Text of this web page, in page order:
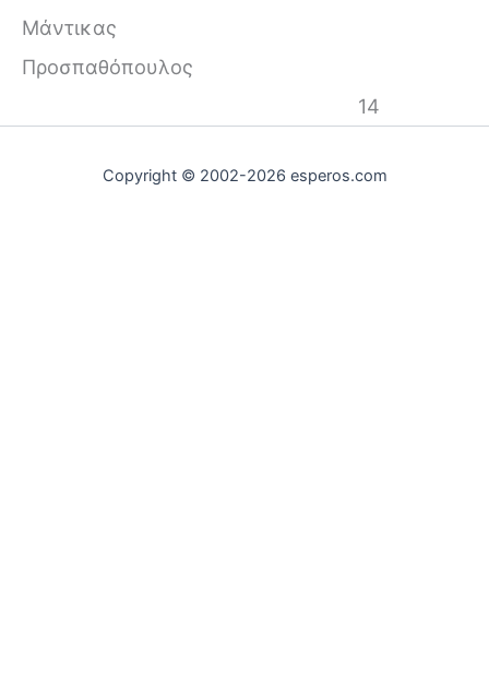
Μάντικας
Προσπαθόπουλος
14
Copyright © 2002-2026 esperos.com